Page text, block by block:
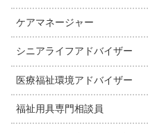
ケアマネージャー
シニアライフアドバイザー
医療福祉環境アドバイザー
福祉用具専門相談員